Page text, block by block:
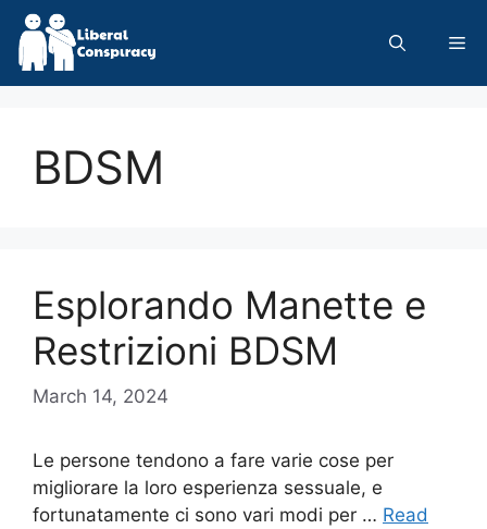
Skip
content
BDSM
Esplorando Manette e
Restrizioni BDSM
March 14, 2024
Le persone tendono a fare varie cose per
migliorare la loro esperienza sessuale, e
fortunatamente ci sono vari modi per … Read